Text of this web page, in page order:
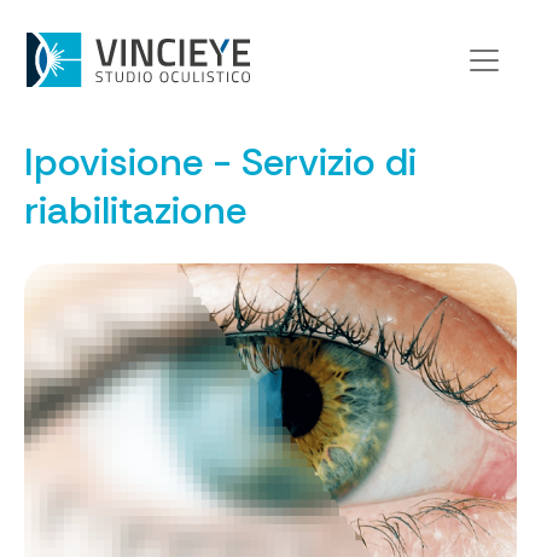
Home> Di cosa ci occupiamo
Ipovisione - Servizio di riabilitazione
Ipovisione - Servizio di
riabilitazione